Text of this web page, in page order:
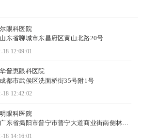
眼科医院
东省聊城市东昌府区黄山北路20号
18 12:09:01
普惠眼科医院
都市武侯区洗面桥街35号附1号
18 12:42:02
眼科医院
东省揭阳市普宁市普宁大道商业街南侧林青
18 14:16:01